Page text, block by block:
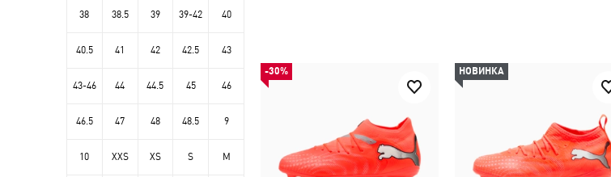
-30% НОВИНКА
38 38.5 39 39-42 40
40.5 41 42 42.5 43
43-46 44 44.5 45 46
46.5 47 48 48.5 9
10 XXS XS S M